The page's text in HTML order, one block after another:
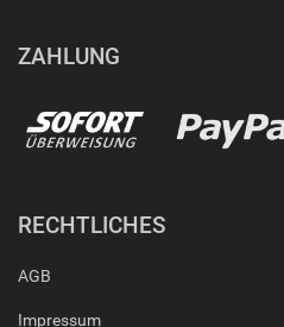
ZAHLUNG
RECHTLICHES
AGB
Impressum